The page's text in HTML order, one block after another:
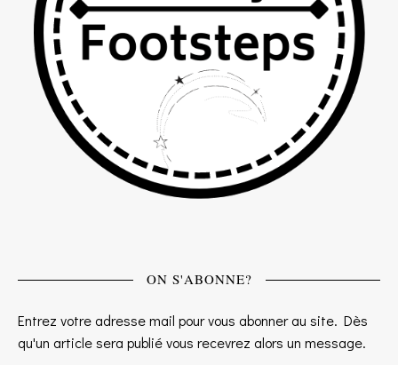
ON S'ABONNE?
Entrez votre adresse mail pour vous abonner au site. Dès
qu'un article sera publié vous recevrez alors un message.